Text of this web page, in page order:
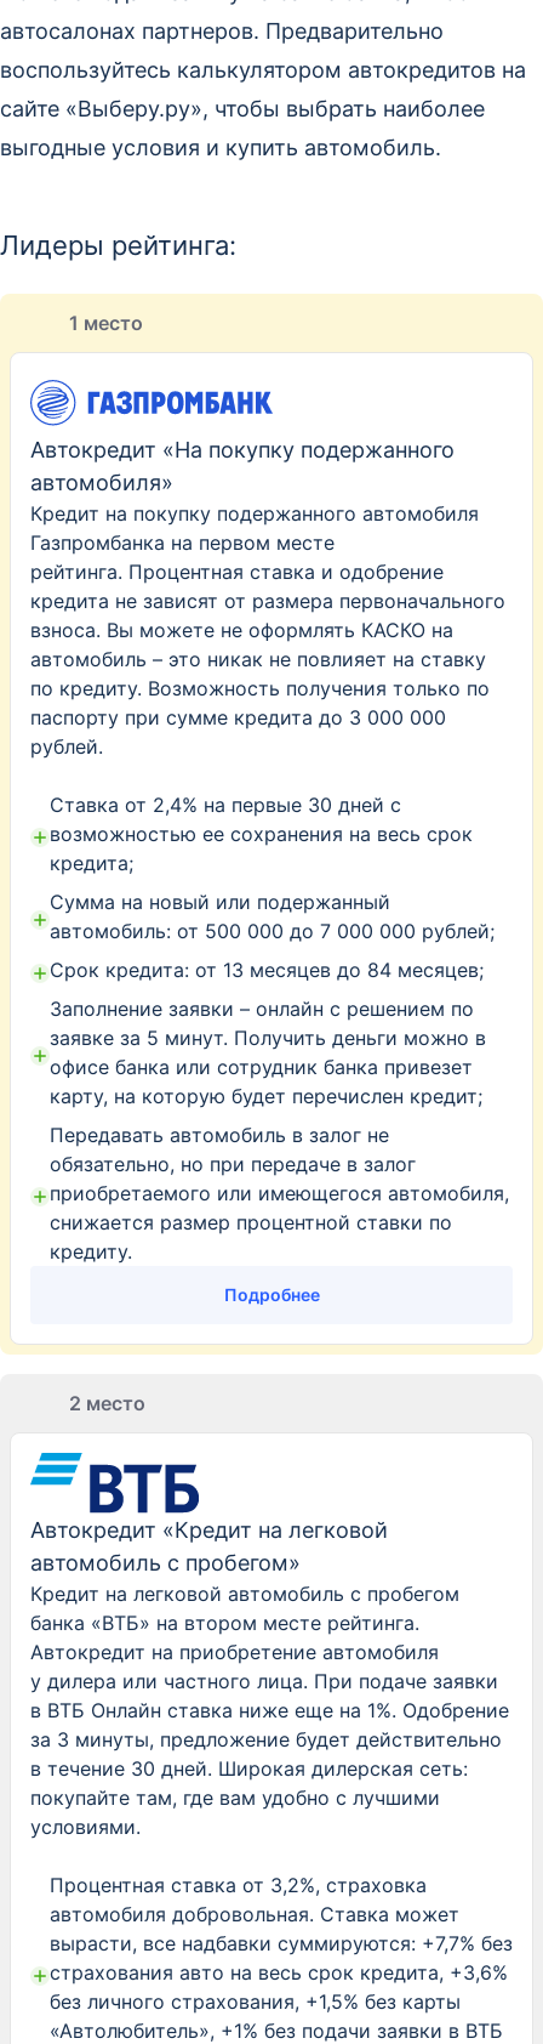
автосалонах партнеров. Предварительно
воспользуйтесь калькулятором автокредитов на
сайте «Выберу.ру», чтобы выбрать наиболее
выгодные условия и купить автомобиль.
Лидеры рейтинга:
1 место
Подробнее
Автокредит «На покупку подержанного
автомобиля»
Кредит на покупку подержанного автомобиля
Газпромбанка на первом месте
рейтинга. Процентная ставка и одобрение
кредита не зависят от размера первоначального
взноса. Вы можете не оформлять КАСКО на
автомобиль – это никак не повлияет на ставку
по кредиту. Возможность получения только по
паспорту при сумме кредита до 3 000 000
рублей.
Ставка от 2,4% на первые 30 дней с
возможностью ее сохранения на весь срок
кредита;
Сумма на новый или подержанный
автомобиль: от 500 000 до 7 000 000 рублей;
Срок кредита: от 13 месяцев до 84 месяцев;
Заполнение заявки – онлайн с решением по
заявке за 5 минут. Получить деньги можно в
офисе банка или сотрудник банка привезет
карту, на которую будет перечислен кредит;
Передавать автомобиль в залог не
обязательно, но при передаче в залог
приобретаемого или имеющегося автомобиля,
снижается размер процентной ставки по
кредиту.
2 место
Автокредит «Кредит на легковой
автомобиль с пробегом»
Кредит на легковой автомобиль с пробегом
банка «ВТБ» на втором месте рейтинга.
Автокредит на приобретение автомобиля
у дилера или частного лица. При подаче заявки
в ВТБ Онлайн ставка ниже еще на 1%. Одобрение
за 3 минуты, предложение будет действительно
в течение 30 дней. Широкая дилерская сеть:
покупайте там, где вам удобно с лучшими
условиями.
Процентная ставка от 3,2%, страховка
автомобиля добровольная. Ставка может
вырасти, все надбавки суммируются: +7,7% без
страхования авто на весь срок кредита, +3,6%
без личного страхования, +1,5% без карты
«Автолюбитель», +1% без подачи заявки в ВТБ